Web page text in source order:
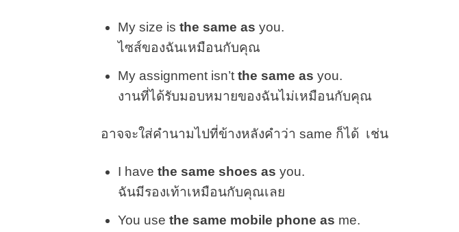
My size is the same as you.
ไซส์ของฉันเหมือนกับคุณ
My assignment isn’t the same as you.
งานที่ได้รับมอบหมายของฉันไม่เหมือนกับคุณ
อาจจะใส่คำนามไปที่ข้างหลังคำว่า same ก็ได้ เช่น
I have the same shoes as you.
ฉันมีรองเท้าเหมือนกับคุณเลย
You use the same mobile phone as me.